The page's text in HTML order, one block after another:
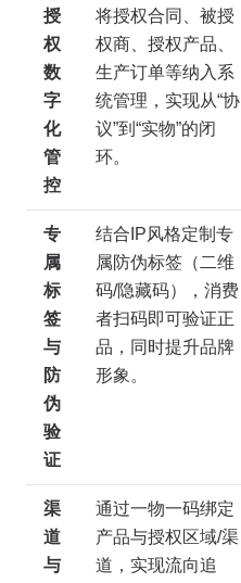
授
权
数
字
化
管
控
将授权合同、被授
权商、授权产品、
生产订单等纳入系
统管理，实现从“协
议”到“实物”的闭
环。
专
属
标
签
与
防
伪
验
证
结合IP风格定制专
属防伪标签（二维
码/隐藏码），消费
者扫码即可验证正
品，同时提升品牌
形象。
渠
道
与
通过一物一码绑定
产品与授权区域/渠
道，实现流向追